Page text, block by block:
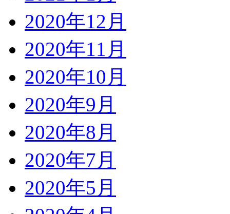
2020年12月
2020年11月
2020年10月
2020年9月
2020年8月
2020年7月
2020年5月